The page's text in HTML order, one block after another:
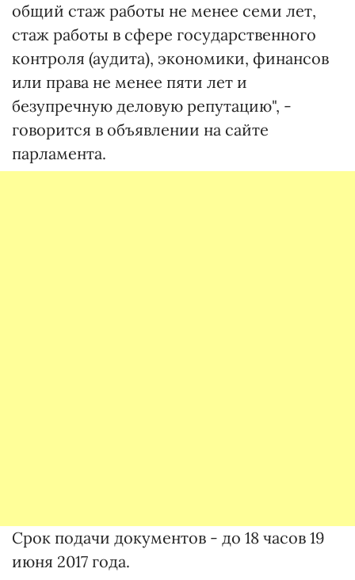
общий стаж работы не менее семи лет,
стаж работы в сфере государственного
контроля (аудита), экономики, финансов
или права не менее пяти лет и
безупречную деловую репутацию", -
говорится в объявлении на сайте
парламента.
Срок подачи документов - до 18 часов 19
июня 2017 года.